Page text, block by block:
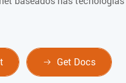
 Get Docs